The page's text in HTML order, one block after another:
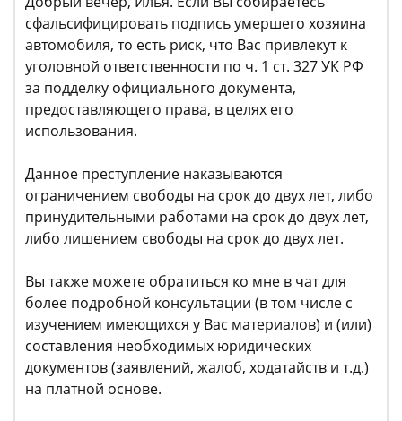
сфальсифицировать подпись умершего хозяина
автомобиля, то есть риск, что Вас привлекут к
уголовной ответственности по ч. 1 ст. 327 УК РФ
за подделку официального документа,
предоставляющего права, в целях его
использования.
Данное преступление наказываются
ограничением свободы на срок до двух лет, либо
принудительными работами на срок до двух лет,
либо лишением свободы на срок до двух лет.
Вы также можете обратиться ко мне в чат для
более подробной консультации (в том числе с
изучением имеющихся у Вас материалов) и (или)
составления необходимых юридических
документов (заявлений, жалоб, ходатайств и т.д.)
на платной основе.